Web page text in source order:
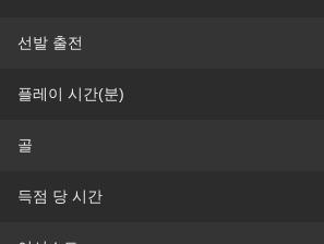
선발 출전
플레이 시간(분)
골
득점 당 시간